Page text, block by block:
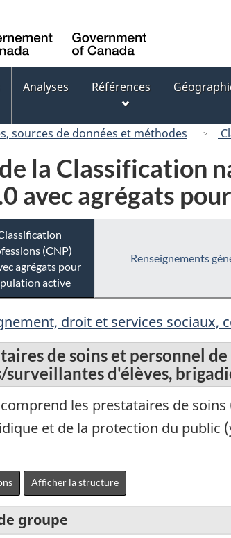
Canada
Analyses Références
sources de données et méthodes
la Classification
avec agrégats
(CNP)
agrégats pour
active
Renseignements
droit et services
de soins et personnel
d'élèves,
les prestataires de
et de la protection du public
Afficher la structure
groupe